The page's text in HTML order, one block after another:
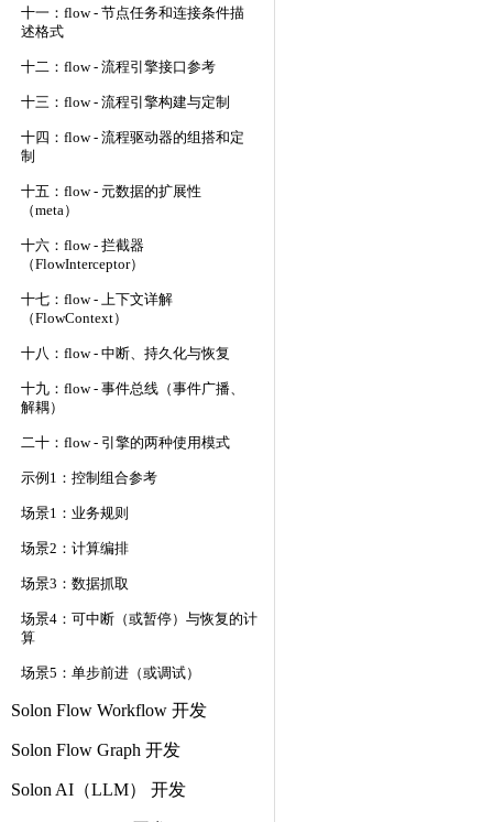
十一：flow - 节点任务和连接条件描
述格式
十二：flow - 流程引擎接口参考
十三：flow - 流程引擎构建与定制
十四：flow - 流程驱动器的组搭和定
制
十五：flow - 元数据的扩展性
（meta）
十六：flow - 拦截器
（FlowInterceptor）
十七：flow - 上下文详解
（FlowContext）
十八：flow - 中断、持久化与恢复
十九：flow - 事件总线（事件广播、
解耦）
二十：flow - 引擎的两种使用模式
示例1：控制组合参考
场景1：业务规则
场景2：计算编排
场景3：数据抓取
场景4：可中断（或暂停）与恢复的计
算
场景5：单步前进（或调试）
Solon Flow Workflow 开发
Solon Flow Graph 开发
Solon AI（LLM） 开发